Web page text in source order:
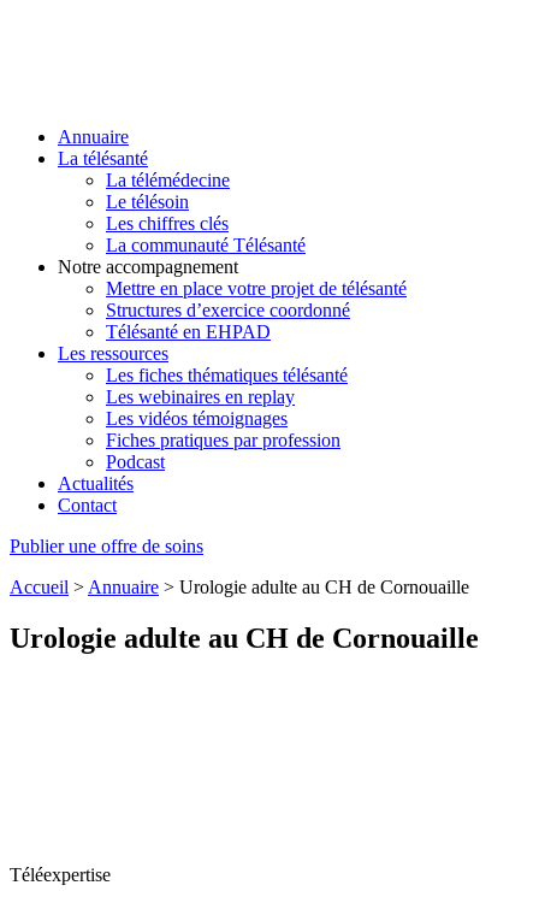
Annuaire
La télésanté
La télémédecine
Le télésoin
Les chiffres clés
La communauté Télésanté
Notre accompagnement
Mettre en place votre projet de télésanté
Structures d’exercice coordonné
Télésanté en EHPAD
Les ressources
Les fiches thématiques télésanté
Les webinaires en replay
Les vidéos témoignages
Fiches pratiques par profession
Podcast
Actualités
Contact
Publier une offre de soins
Accueil > Annuaire > Urologie adulte au CH de Cornouaille
Urologie adulte au CH de Cornouaille
Téléexpertise